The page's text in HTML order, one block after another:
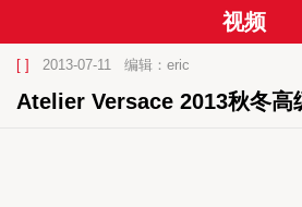
视频
[ ] 2013-07-11 编辑：eric
Atelier Versace 2013秋冬高